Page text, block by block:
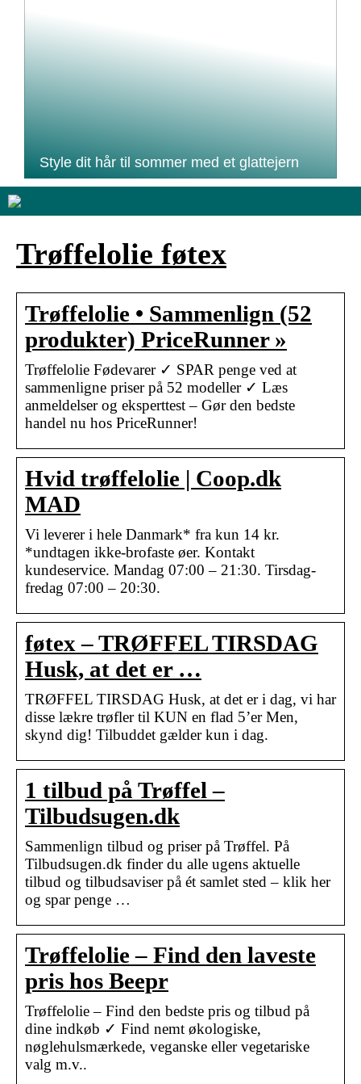
Style dit hår til sommer med et glattejern
Trøffelolie føtex
Trøffelolie • Sammenlign (52
produkter) PriceRunner »
Trøffelolie Fødevarer ✓ SPAR penge ved at
sammenligne priser på 52 modeller ✓ Læs
anmeldelser og eksperttest – Gør den bedste
handel nu hos PriceRunner!
Hvid trøffelolie | Coop.dk
MAD
Vi leverer i hele Danmark* fra kun 14 kr.
*undtagen ikke-brofaste øer. Kontakt
kundeservice. Mandag 07:00 – 21:30. Tirsdag-
fredag 07:00 – 20:30.
føtex – TRØFFEL TIRSDAG
Husk, at det er …
TRØFFEL TIRSDAG Husk, at det er i dag, vi har
disse lækre trøfler til KUN en flad 5’er Men,
skynd dig! Tilbuddet gælder kun i dag.
1 tilbud på Trøffel –
Tilbudsugen.dk
Sammenlign tilbud og priser på Trøffel. På
Tilbudsugen.dk finder du alle ugens aktuelle
tilbud og tilbudsaviser på ét samlet sted – klik her
og spar penge …
Trøffelolie – Find den laveste
pris hos Beepr
Trøffelolie – Find den bedste pris og tilbud på
dine indkøb ✓ Find nemt økologiske,
nøglehulsmærkede, veganske eller vegetariske
valg m.v..